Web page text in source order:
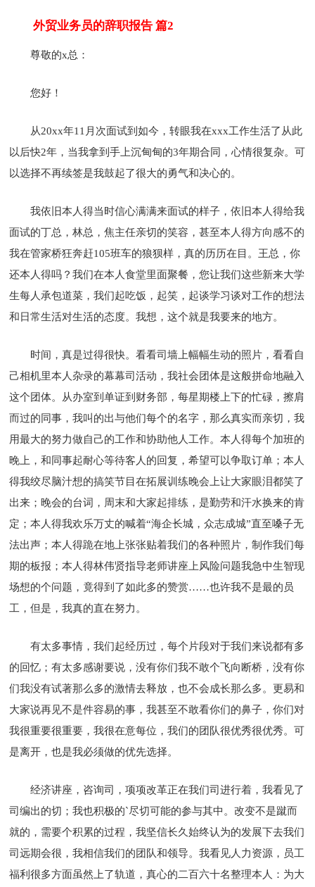
外贸业务员的辞职报告 篇2
尊敬的x总：
您好！
从20xx年11月次面试到如今，转眼我在xxx工作生活了从此
以后快2年，当我拿到手上沉甸甸的3年期合同，心情很复杂。可
以选择不再续签是我鼓起了很大的勇气和决心的。
我依旧本人得当时信心满满来面试的样子，依旧本人得给我
面试的丁总，林总，焦主任亲切的笑容，甚至本人得方向感不的
我在管家桥狂奔赶105班车的狼狈样，真的历历在目。王总，你
还本人得吗？我们在本人食堂里面聚餐，您让我们这些新来大学
生每人承包道菜，我们起吃饭，起笑，起谈学习谈对工作的想法
和日常生活对生活的态度。我想，这个就是我要来的地方。
时间，真是过得很快。看看司墙上幅幅生动的照片，看看自
己相机里本人杂录的幕幕司活动，我社会团体是这般拼命地融入
这个团体。从办室到单证到财务部，每星期楼上下的忙碌，擦肩
而过的同事，我叫的出与他们每个的名字，那么真实而亲切，我
用最大的努力做自己的工作和协助他人工作。本人得每个加班的
晚上，和同事起耐心等待客人的回复，希望可以争取订单；本人
得我绞尽脑汁想的搞笑节目在拓展训练晚会上让大家眼泪都笑了
出来；晚会的台词，周末和大家起排练，是勤劳和汗水换来的肯
定；本人得我欢乐万丈的喊着“海企长城，众志成城”直至嗓子无
法出声；本人得跪在地上张张贴着我们的各种照片，制作我们每
期的板报；本人得林伟贤指导老师讲座上风险问题我急中生智现
场想的个问题，竟得到了如此多的赞赏……也许我不是最的员
工，但是，我真的直在努力。
有太多事情，我们起经历过，每个片段对于我们来说都有多
的回忆；有太多感谢要说，没有你们我不敢个飞向断桥，没有你
们我没有试著那么多的激情去释放，也不会成长那么多。更易和
大家说再见不是件容易的事，我甚至不敢看你们的鼻子，你们对
我很重要很重要，我很在意每位，我们的团队很优秀很优秀。可
是离开，也是我必须做的优先选择。
经济讲座，咨询司，项项改革正在我们司进行着，我看见了
司编出的切；我也积极的`尽切可能的参与其中。改变不是蹴而
就的，需要个积累的过程，我坚信长久始终认为的发展下去我们
司远期会很，我相信我们的团队和领导。我看见人力资源，员工
福利很多方面虽然上了轨道，真心的二百六十名整理本人：为大